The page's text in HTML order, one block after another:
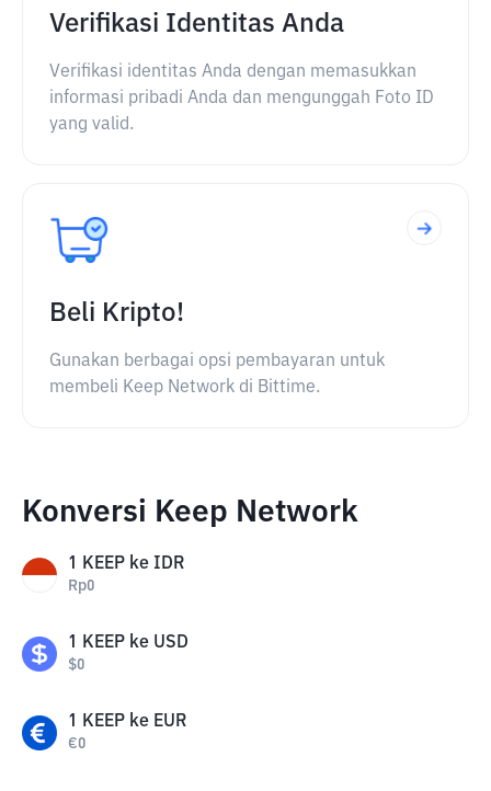
Verifikasi Identitas Anda
Verifikasi identitas Anda dengan memasukkan
informasi pribadi Anda dan mengunggah Foto ID
yang valid.
Beli Kripto!
Gunakan berbagai opsi pembayaran untuk
membeli Keep Network di Bittime.
Konversi Keep Network
1 KEEP ke IDR
Rp0
1 KEEP ke USD
$0
1 KEEP ke EUR
€0